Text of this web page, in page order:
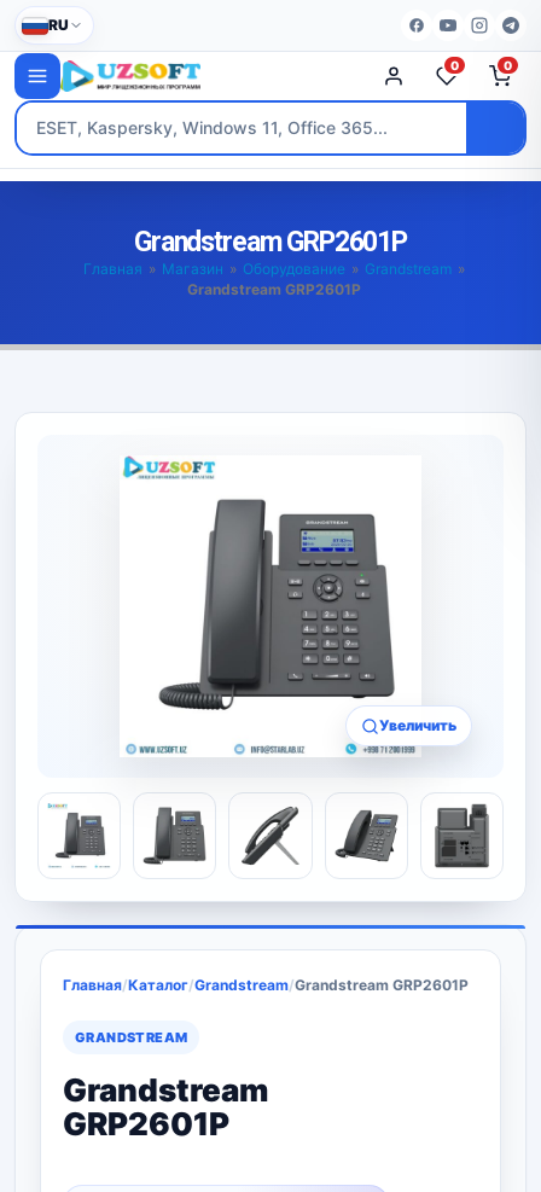
RU
0 0
Grandstream GRP2601P
Главная » Магазин » Оборудование » Grandstream »
Grandstream GRP2601P
Увеличить
Главная/Каталог/Grandstream/Grandstream GRP2601P
GRANDSTREAM
Grandstream
GRP2601P